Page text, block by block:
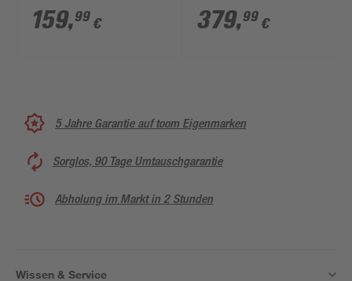
inklusive WC-Sitz
weiß
159,99 €
inklusive WC-Sitz
weiß kurz
379,99 €
5 Jahre Garantie auf toom Eigenmarken
Sorglos, 90 Tage Umtauschgarantie
Abholung im Markt in 2 Stunden
Wissen & Service